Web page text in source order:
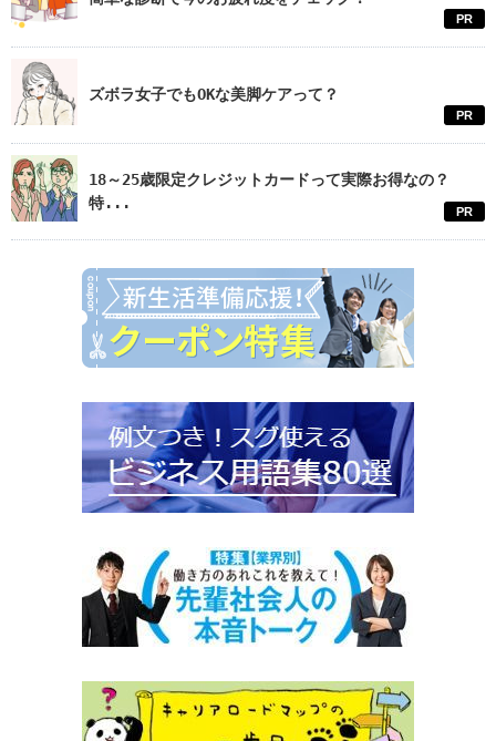
PR
ズボラ女子でもOKな美脚ケアって？
PR
18～25歳限定クレジットカードって実際お得なの？
特...
PR